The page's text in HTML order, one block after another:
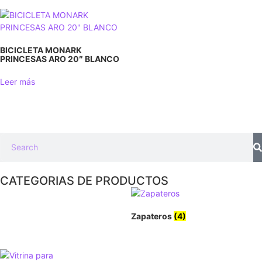
BICICLETA MONARK
PRINCESAS ARO 20″ BLANCO
Leer más
CATEGORIAS DE PRODUCTOS
Zapateros (4)